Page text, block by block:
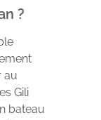
?
au
Gili
bateau